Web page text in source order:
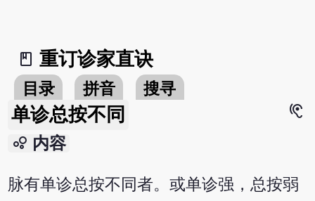
book_2
重订诊家直诀
目录 拼音 搜寻
单诊总按不同
hearing
bubble_chart 内容
脉有单诊总按不同者。或单诊强，总按弱